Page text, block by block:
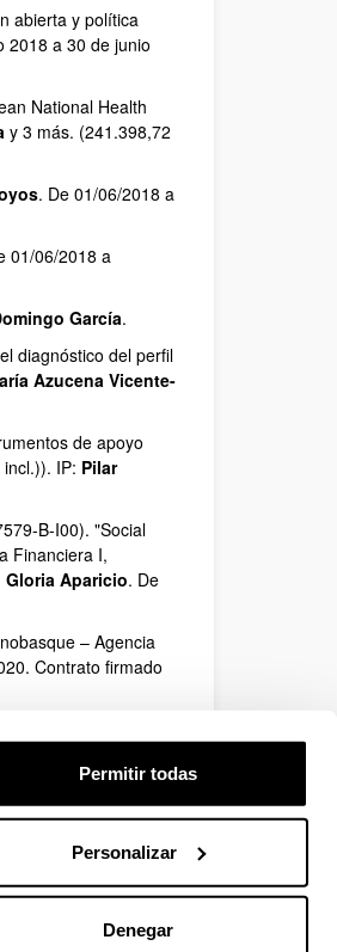
Permitir todas
Personalizar
Denegar
abierta y política
2018 a 30 de junio
National Health
y 3 más. (241.398,72
. De 01/06/2018 a
01/06/2018 a
García.
diagnóstico del perfil
Azucena Vicente-
de apoyo
IP: Pilar
B-I00). "Social
Financiera I,
Aparicio. De
– Agencia
Contrato firmado
Contrato firmado
“Análisis de los
Vasco (CAPV)”